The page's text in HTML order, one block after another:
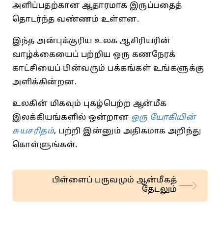
அளிப்பதற்கான ஆதாரமாக இருப்பதைத்
தொடர்ந்த வண்ணம் உள்ளன.
இந்த அன்புக்குரிய உலக ஆசிரியரின்
வாழ்க்கையைப் பற்றிய ஒரு கணநேரக்
காட்சியைப் பின்வரும் பக்கங்கள் உங்களுக்கு
அளிக்கின்றன.
உலகின் மிகவும் புகழ்பெற்ற ஆன்மீக
இலக்கியங்களில் ஒன்றான ஒரு யோகியின்
சுயசரிதம், பற்றி இன்னும் அதிகமாக அறிந்து
கொள்ளுங்கள்.
பிள்ளைப் பருவமும் ஆன்மீகத்
தேடலும்